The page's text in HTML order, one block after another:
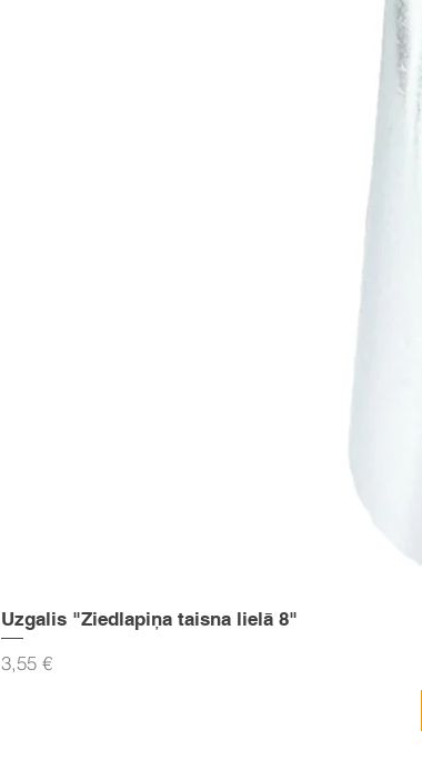
Uzgalis "Ziedlapiņa taisna lielā 8"
Cena
3,55 €